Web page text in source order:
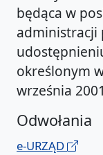
będąca w
administracji
określonym
września
Odwołania
e-URZĄD